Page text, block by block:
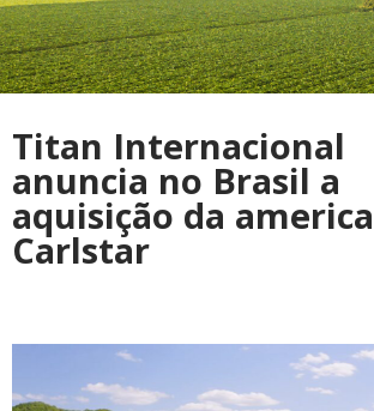
Titan Internacional
anuncia no Brasil a
aquisição da
Carlstar